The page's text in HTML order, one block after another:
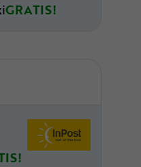
GRATIS!